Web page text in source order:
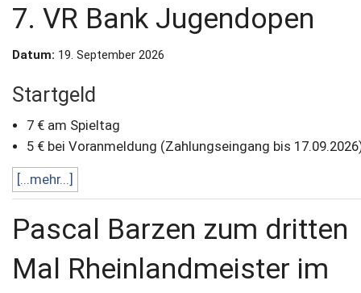
7. VR Bank Jugendopen
Datum: 19. September 2026
Startgeld
7 € am Spieltag
5 € bei Voranmeldung (Zahlungseingang bis
[...mehr...]
Pascal Barzen zum dritten
Mal Rheinlandmeister im